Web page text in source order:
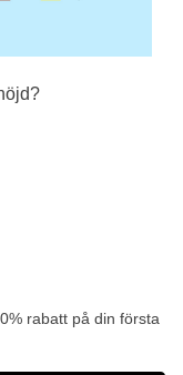
rabatt på din första